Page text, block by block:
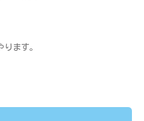
ます。